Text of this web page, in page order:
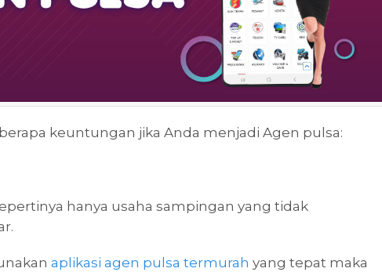
keuntungan jika Anda menjadi Agen pulsa:
hanya usaha sampingan yang tidak
aplikasi agen pulsa termurah yang tepat maka